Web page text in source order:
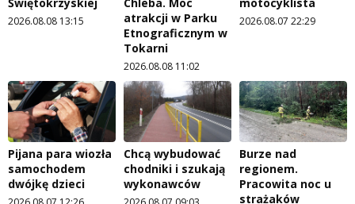
2026.08.08 13:15
atrakcji w Parku
Etnograficznym w
Tokarni
2026.08.08 11:02
2026.08.07 22:29
Pijana para wiozła
samochodem
dwójkę dzieci
Chcą wybudować
chodniki i szukają
wykonawców
Burze nad
regionem.
Pracowita noc u
strażaków